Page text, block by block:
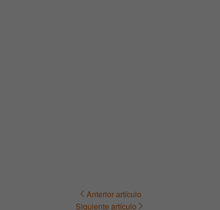
Navegación Anterior artículo
Siguiente artículo